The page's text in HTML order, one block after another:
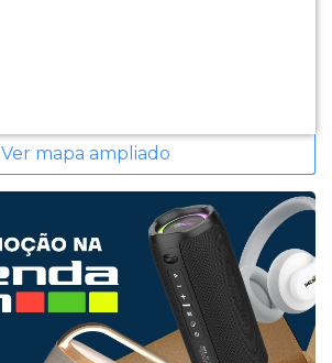
Ver mapa ampliado